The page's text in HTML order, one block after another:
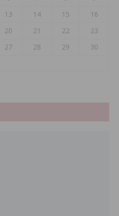
13 14 15
16
20 21 22
23
27 28 29
30